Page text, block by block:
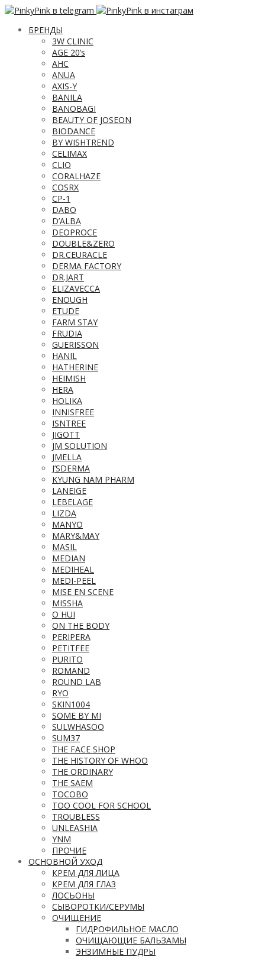
БРЕНДЫ
3W CLINIC
AGE 20’s
AHC
ANUA
AXIS-Y
BANILA
BANOBAGI
BEAUTY OF JOSEON
BIODANCE
BY WISHTREND
CELIMAX
CLIO
CORALHAZE
COSRX
CP-1
DABO
D’ALBA
DEOPROCE
DOUBLE&ZERO
DR.CEURACLE
DERMA FACTORY
DR.JART
ELIZAVECCA
ENOUGH
ETUDE
FARM STAY
FRUDIA
GUERISSON
HANIL
HATHERINE
HEIMISH
HERA
HOLIKA
INNISFREE
ISNTREE
JIGOTT
JM SOLUTION
JMELLA
J’SDERMA
KYUNG NAM PHARM
LANEIGE
LEBELAGE
LIZDA
MANYO
MARY&MAY
MASIL
MEDIAN
MEDIHEAL
MEDI-PEEL
MISE EN SCENE
MISSHA
O HUI
ON THE BODY
PERIPERA
PETITFEE
PURITO
ROMAND
ROUND LAB
RYO
SKIN1004
SOME BY MI
SULWHASOO
SUM37
THE FACE SHOP
THE HISTORY OF WHOO
THE ORDINARY
THE SAEM
TOCOBO
TOO COOL FOR SCHOOL
TROUBLESS
UNLEASHIA
YNM
ПРОЧИЕ
ОСНОВНОЙ УХОД
КРЕМ ДЛЯ ЛИЦА
КРЕМ ДЛЯ ГЛАЗ
ЛОСЬОНЫ
СЫВОРОТКИ/СЕРУМЫ
ОЧИЩЕНИЕ
ГИДРОФИЛЬНОЕ МАСЛО
ОЧИЩАЮЩИЕ БАЛЬЗАМЫ
ЭНЗИМНЫЕ ПУДРЫ